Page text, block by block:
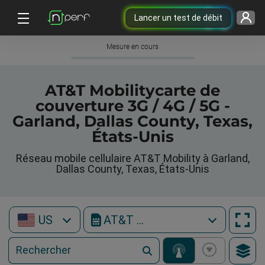
Lancer un test de débit
Mesure en cours
AT&T Mobilitycarte de
couverture 3G / 4G / 5G -
Garland, Dallas County, Texas,
États-Unis
Réseau mobile cellulaire AT&T Mobility à Garland,
Dallas County, Texas, États-Unis
US AT&T Mobility